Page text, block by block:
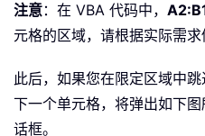
注意：在 VBA 代码中，
元格的区域，请根据实际需求
此后，如果您在限定区域中
下一个单元格，将弹出如下图
话框。